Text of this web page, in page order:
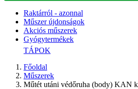
Raktárról - azonnal
Műszer újdonságok
Akciós műszerek
Gyógytermékek
TÁPOK
Főoldal
Műszerek
Műtét utáni védőruha (body) KAN